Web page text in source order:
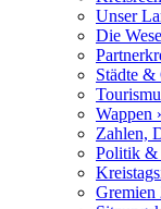
Unser
Die
Städte &
Wappen
Zahlen,
Politik &
Gremien